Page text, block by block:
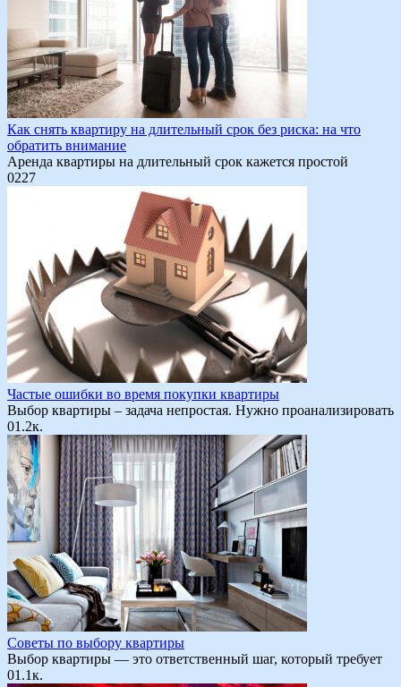
Как снять квартиру на длительный срок без риска: на что
обратить внимание
Аренда квартиры на длительный срок кажется простой
0227
Частые ошибки во время покупки квартиры
Выбор квартиры – задача непростая. Нужно проанализировать
01.2к.
Советы по выбору квартиры
Выбор квартиры — это ответственный шаг, который требует
01.1к.